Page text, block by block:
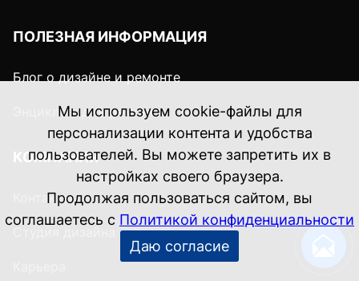
ПОЛЕЗНАЯ ИНФОРМАЦИЯ
Блог о дизайне и ремонте
Энциклопедия ремонта
КОМПАНИЯ
Контакты
Мы используем cookie-файлы для
персонализации контента и удобства
пользователей. Вы можете запретить их в
настройках своего браузера.
Продолжая пользоваться сайтом, вы
соглашаетесь с Политикой конфиденциальности
Даю согласие